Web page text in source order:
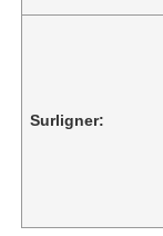
Surligner: